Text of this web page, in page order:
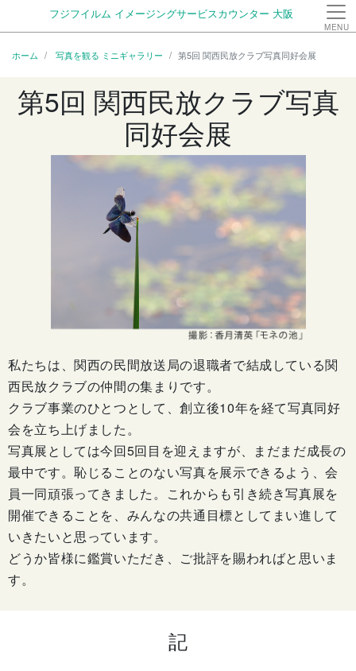
フジフイルム イメージングサービスカウンター 大阪
MENU
ホーム 写真を観る ミニギャラリー 第5回 関西民放クラブ写真同好会展
第5回 関西民放クラブ写真
同好会展
私たちは、関西の民間放送局の退職者で結成している関
西民放クラブの仲間の集まりです。
クラブ事業のひとつとして、創立後10年を経て写真同好
会を立ち上げました。
写真展としては今回5回目を迎えますが、まだまだ成長の
最中です。恥じることのない写真を展示できるよう、会
員一同頑張ってきました。これからも引き続き写真展を
開催できることを、みんなの共通目標としてまい進して
いきたいと思っています。
どうか皆様に鑑賞いただき、ご批評を賜わればと思いま
す。
記